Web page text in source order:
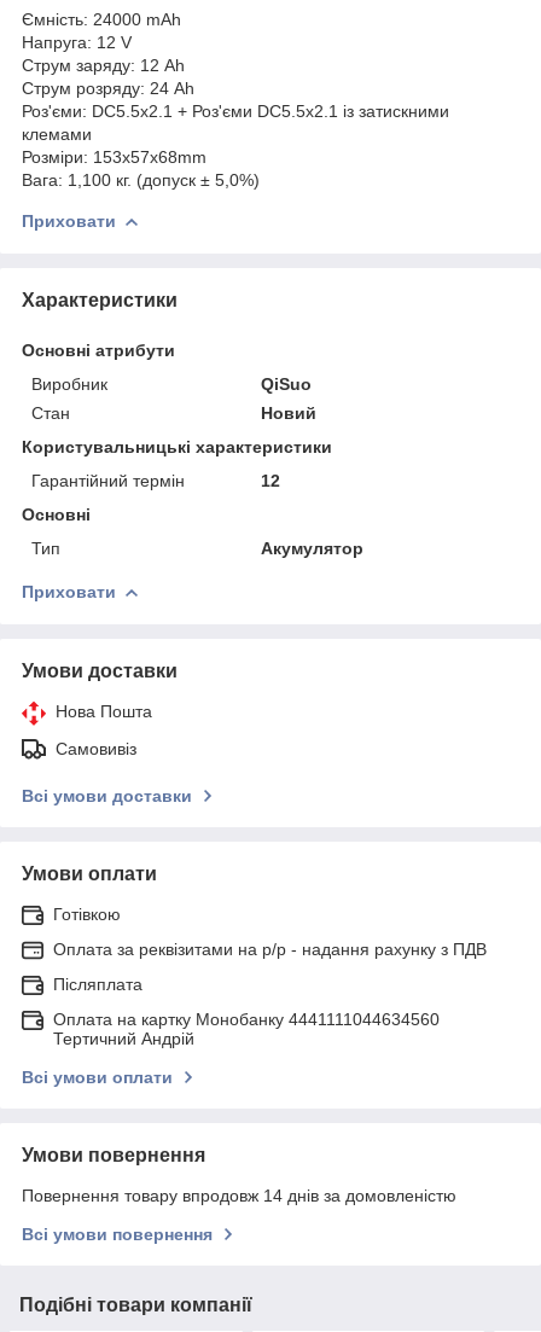
Ємність: 24000 mAh
Напруга: 12 V
Струм заряду: 12 Ah
Струм розряду: 24 Ah
Роз'єми: DC5.5x2.1 + Роз'єми DC5.5x2.1 із затискними
клемами
Розміри: 153х57х68mm
Вага: 1,100 кг. (допуск ± 5,0%)
Приховати
Характеристики
Основні атрибути
Виробник
QiSuo
Стан
Новий
Користувальницькі характеристики
Гарантійний термін
12
Основні
Тип
Акумулятор
Приховати
Умови доставки
Нова Пошта
Самовивіз
Всі умови доставки
Умови оплати
Готівкою
Оплата за реквізитами на р/р - надання рахунку з ПДВ
Післяплата
Оплата на картку Монобанку 4441111044634560
Тертичний Андрій
Всі умови оплати
Умови повернення
Повернення товару впродовж 14 днів за домовленістю
Всі умови повернення
Подібні товари компанії